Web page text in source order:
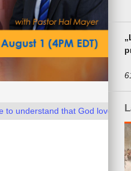
that God loves us as